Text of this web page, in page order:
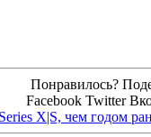
Понравилось?
Facebook Twitter
X|S, чем годом